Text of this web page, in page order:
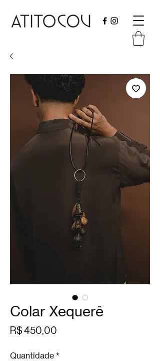
Colar Xequerê
R$ 450,00
Quantidade *